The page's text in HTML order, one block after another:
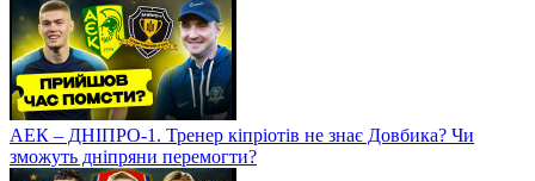
АЕК – ДНІПРО-1. Тренер кіпріотів не знає Довбика? Чи
зможуть дніпряни перемогти?